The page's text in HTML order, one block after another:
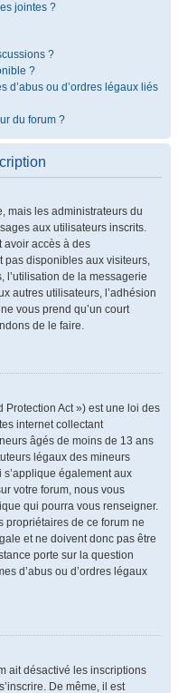
jointes ?
?
?
d’abus ou d’ordres légaux liés
du forum ?
mais les administrateurs du
aux utilisateurs inscrits.
avoir accès à des
pas disponibles aux visiteurs,
l’utilisation de la messagerie
autres utilisateurs, l’adhésion
vous prend qu’un court
de le faire.
Protection Act ») est une loi des
internet collectant
âgés de moins de 13 ans
légaux des mineurs
également aux
votre forum, nous vous
qui pourra vous renseigner.
propriétaires de ce forum ne
et ne doivent donc pas être
porte sur la question
d’abus ou d’ordres légaux
ait désactivé les inscriptions
De même, il est